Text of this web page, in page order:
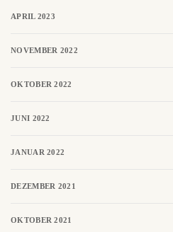
APRIL 2023
NOVEMBER 2022
OKTOBER 2022
JUNI 2022
JANUAR 2022
DEZEMBER 2021
OKTOBER 2021